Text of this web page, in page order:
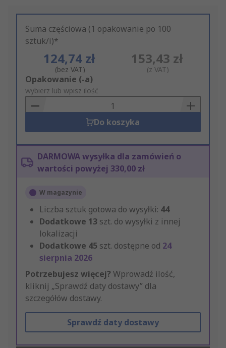
Suma częściowa (1 opakowanie po 100
sztuk/i)*
124,74 zł
(bez VAT)
153,43 zł
(z VAT)
Add
to
Basket
Opakowanie (-a)
wybierz lub wpisz ilość
Do koszyka
DARMOWA wysyłka dla zamówień o
wartości powyżej 330,00 zł
W magazynie
Liczba sztuk gotowa do wysyłki: 44
Dodatkowe 13 szt. do wysyłki z innej
lokalizacji
Dodatkowe 45 szt. dostępne od 24
sierpnia 2026
Potrzebujesz więcej? Wprowadź ilość,
kliknij „Sprawdź daty dostawy” dla
szczegółów dostawy.
Sprawdź daty dostawy